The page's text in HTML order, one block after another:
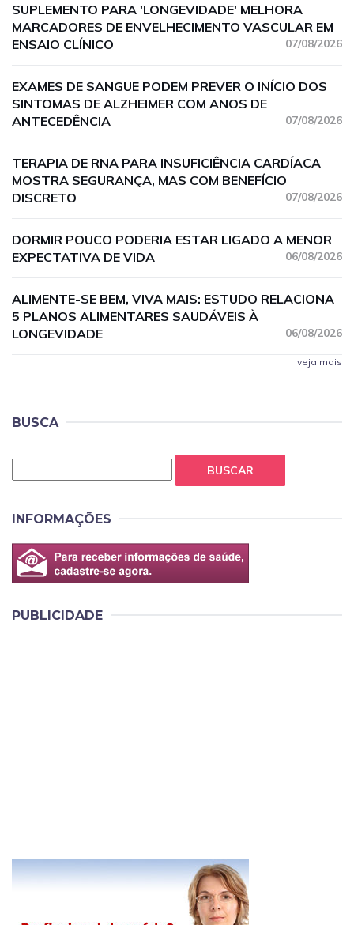
SUPLEMENTO PARA 'LONGEVIDADE' MELHORA
MARCADORES DE ENVELHECIMENTO VASCULAR EM
ENSAIO CLÍNICO
07/08/2026
EXAMES DE SANGUE PODEM PREVER O INÍCIO DOS
SINTOMAS DE ALZHEIMER COM ANOS DE
ANTECEDÊNCIA
07/08/2026
TERAPIA DE RNA PARA INSUFICIÊNCIA CARDÍACA
MOSTRA SEGURANÇA, MAS COM BENEFÍCIO
DISCRETO
07/08/2026
DORMIR POUCO PODERIA ESTAR LIGADO A MENOR
EXPECTATIVA DE VIDA
06/08/2026
ALIMENTE-SE BEM, VIVA MAIS: ESTUDO RELACIONA
5 PLANOS ALIMENTARES SAUDÁVEIS À
LONGEVIDADE
06/08/2026
veja mais
BUSCA
BUSCAR
INFORMAÇÕES
PUBLICIDADE